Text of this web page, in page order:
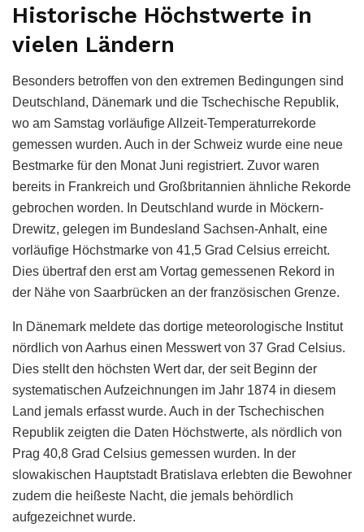
Historische Höchstwerte in
vielen Ländern
Besonders betroffen von den extremen Bedingungen sind
Deutschland, Dänemark und die Tschechische Republik,
wo am Samstag vorläufige Allzeit-Temperaturrekorde
gemessen wurden. Auch in der Schweiz wurde eine neue
Bestmarke für den Monat Juni registriert. Zuvor waren
bereits in Frankreich und Großbritannien ähnliche Rekorde
gebrochen worden. In Deutschland wurde in Möckern-
Drewitz, gelegen im Bundesland Sachsen-Anhalt, eine
vorläufige Höchstmarke von 41,5 Grad Celsius erreicht.
Dies übertraf den erst am Vortag gemessenen Rekord in
der Nähe von Saarbrücken an der französischen Grenze.
In Dänemark meldete das dortige meteorologische Institut
nördlich von Aarhus einen Messwert von 37 Grad Celsius.
Dies stellt den höchsten Wert dar, der seit Beginn der
systematischen Aufzeichnungen im Jahr 1874 in diesem
Land jemals erfasst wurde. Auch in der Tschechischen
Republik zeigten die Daten Höchstwerte, als nördlich von
Prag 40,8 Grad Celsius gemessen wurden. In der
slowakischen Hauptstadt Bratislava erlebten die Bewohner
zudem die heißeste Nacht, die jemals behördlich
aufgezeichnet wurde.